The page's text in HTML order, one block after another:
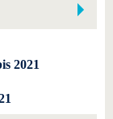
2021